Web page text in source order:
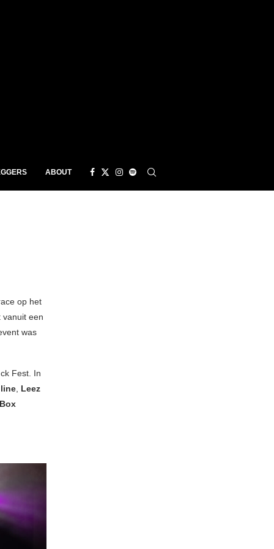
ABOUT
op het
vanuit een
was
Fest. In
, Leez